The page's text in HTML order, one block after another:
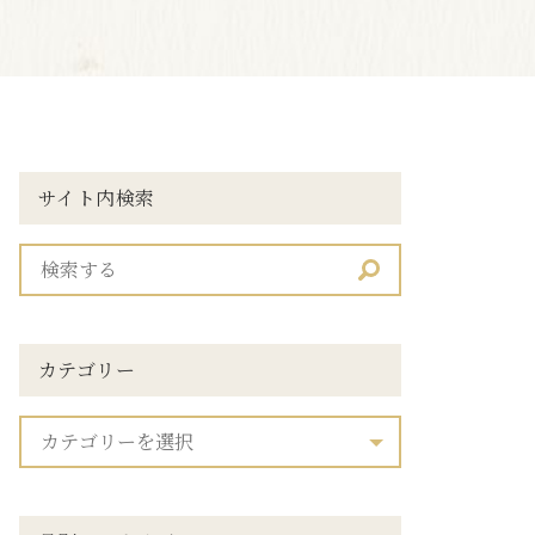
サイト内検索
カテゴリー